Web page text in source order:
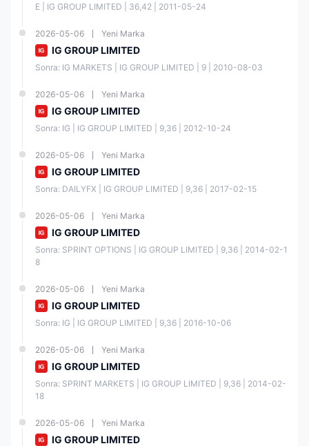
E | IG GROUP LIMITED | 36,42 | 2011-05-24
2026-05-06 Yeni Marka
IG GROUP LIMITED
Sonra: IG MARKETS | IG GROUP LIMITED | 9 | 2010-08-03
2026-05-06 Yeni Marka
IG GROUP LIMITED
Sonra: IG | IG GROUP LIMITED | 9,36 | 2012-10-24
2026-05-06 Yeni Marka
IG GROUP LIMITED
Sonra: DAILYFX | IG GROUP LIMITED | 9,36 | 2017-02-15
2026-05-06 Yeni Marka
IG GROUP LIMITED
Sonra: SPRINT OPTIONS | IG GROUP LIMITED | 9,36 | 2014-02-1
8
2026-05-06 Yeni Marka
IG GROUP LIMITED
Sonra: IG | IG GROUP LIMITED | 9,36 | 2016-10-06
2026-05-06 Yeni Marka
IG GROUP LIMITED
Sonra: SPRINT MARKETS | IG GROUP LIMITED | 9,36 | 2014-02-
18
2026-05-06 Yeni Marka
IG GROUP LIMITED